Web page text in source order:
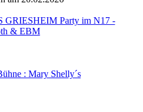
GRIESHEIM Party im N17 -
& EBM
: Mary Shelly´s